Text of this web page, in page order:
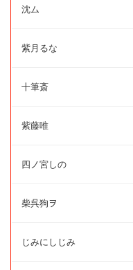
沈ム
紫月るな
十筆斎
紫藤唯
四ノ宮しの
柴呉狗ヲ
じみにしじみ